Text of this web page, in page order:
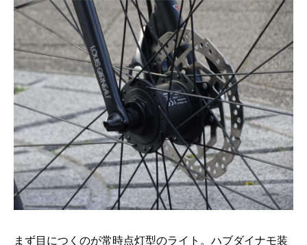
まず目につくのが常時点灯型のライト。ハブダイナモ装